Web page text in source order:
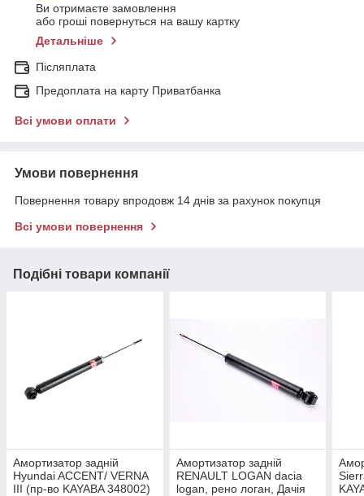
Ви отримаєте замовлення
або гроші повернуться на вашу картку
Детальніше
Післяплата
Предоплата на карту Приватбанка
Всі умови оплати
Умови повернення
Повернення товару впродовж 14 днів за рахунок покупця
Всі умови повернення
Подібні товари компанії
Амортизатор задній
Hyundai ACCENT/ VERNA
III (пр-во KAYABA 348002)
Амортизатор задній
RENAULT LOGAN dacia
logan, рено логан, Дачія